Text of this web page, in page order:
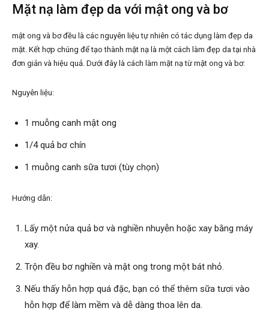
Mặt nạ làm đẹp da với mật ong và bơ
mật ong và bơ đều là các nguyên liệu tự nhiên có tác dụng làm đẹp da
mặt. Kết hợp chúng để tạo thành mặt nạ là một cách làm đẹp da tại nhà
đơn giản và hiệu quả. Dưới đây là cách làm mặt nạ từ mật ong và bơ:
Nguyên liệu:
1 muỗng canh mật ong
1/4 quả bơ chín
1 muỗng canh sữa tươi (tùy chọn)
Hướng dẫn:
Lấy một nửa quả bơ và nghiền nhuyễn hoặc xay bằng máy
xay.
Trộn đều bơ nghiền và mật ong trong một bát nhỏ.
Nếu thấy hỗn hợp quá đặc, bạn có thể thêm sữa tươi vào
hỗn hợp để làm mềm và dễ dàng thoa lên da.